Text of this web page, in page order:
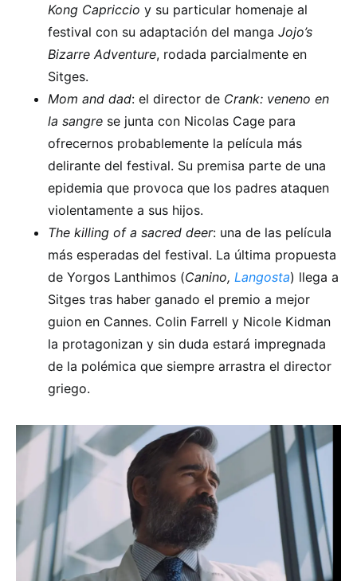
Kong Capriccio y su particular homenaje al
festival con su adaptación del manga Jojo’s
Bizarre Adventure, rodada parcialmente en
Sitges.
Mom and dad: el director de Crank: veneno en
la sangre se junta con Nicolas Cage para
ofrecernos probablemente la película más
delirante del festival. Su premisa parte de una
epidemia que provoca que los padres ataquen
violentamente a sus hijos.
The killing of a sacred deer: una de las película
más esperadas del festival. La última propuesta
de Yorgos Lanthimos (Canino, Langosta) llega a
Sitges tras haber ganado el premio a mejor
guion en Cannes. Colin Farrell y Nicole Kidman
la protagonizan y sin duda estará impregnada
de la polémica que siempre arrastra el director
griego.